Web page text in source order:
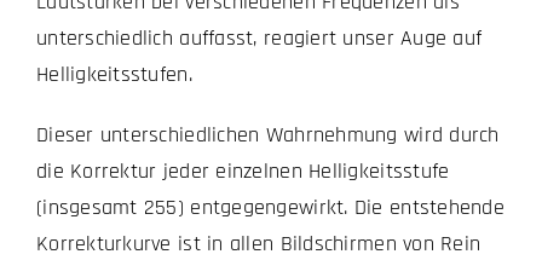
unterschiedlich auffasst, reagiert unser Auge auf
Helligkeitsstufen.
Dieser unterschiedlichen Wahrnehmung wird durch
die Korrektur jeder einzelnen Helligkeitsstufe
(insgesamt 255) entgegengewirkt. Die entstehende
Korrekturkurve ist in allen Bildschirmen von Rein